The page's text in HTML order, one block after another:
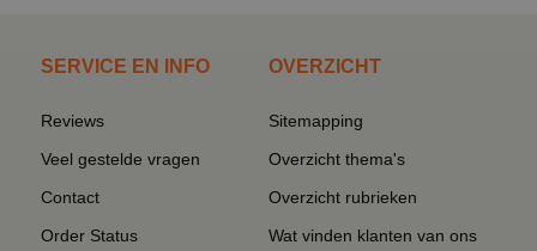
SERVICE EN INFO
Reviews
Veel gestelde vragen
Contact
Order Status
OVERZICHT
Sitemapping
Overzicht thema's
Overzicht rubrieken
Wat vinden klanten van ons